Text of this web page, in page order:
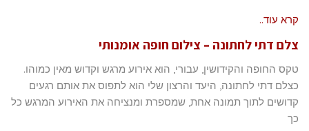
קרא עוד..
צלם דתי לחתונה – צילום חופה אומנותי
טקס החופה והקידושין, עבורי, הוא אירוע מרגש וקדוש מאין כמוהו.
כצלם דתי לחתונה, היעד והרצון שלי הוא לתפוס את אותם רגעים
קדושים לתוך תמונה אחת, שמספרת ומנציחה את האירוע המרגש כל
כך